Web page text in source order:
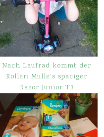
Nach Laufrad kommt der
Roller: Mulle’s spaciger
Razor Junior T3